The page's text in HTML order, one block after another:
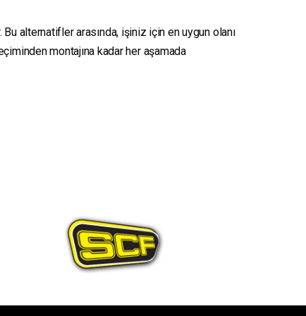
Bu alternatifler arasında, işiniz için en uygun olanı
montajına kadar her aşamada